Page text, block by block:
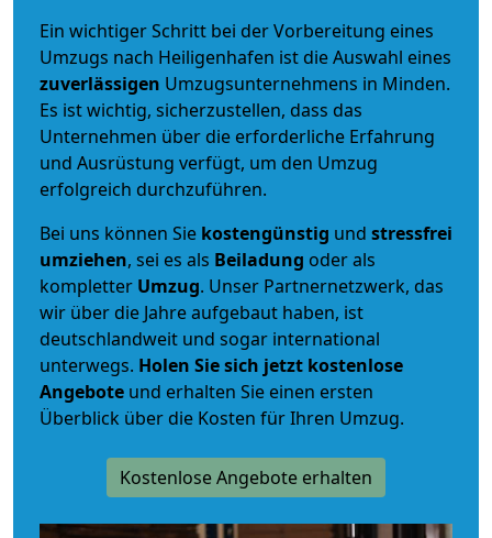
Ein wichtiger Schritt bei der Vorbereitung eines
Umzugs nach Heiligenhafen ist die Auswahl eines
zuverlässigen Umzugsunternehmens in Minden.
Es ist wichtig, sicherzustellen, dass das
Unternehmen über die erforderliche Erfahrung
und Ausrüstung verfügt, um den Umzug
erfolgreich durchzuführen.
Bei uns können Sie kostengünstig und stressfrei
umziehen, sei es als Beiladung oder als
kompletter Umzug. Unser Partnernetzwerk, das
wir über die Jahre aufgebaut haben, ist
deutschlandweit und sogar international
unterwegs. Holen Sie sich jetzt kostenlose
Angebote und erhalten Sie einen ersten
Überblick über die Kosten für Ihren Umzug.
Kostenlose Angebote erhalten